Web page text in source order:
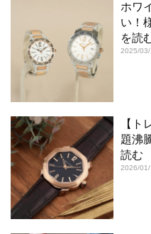
ホワ
い！
を読
2025/03/
【ト
題沸
読む
2026/01/